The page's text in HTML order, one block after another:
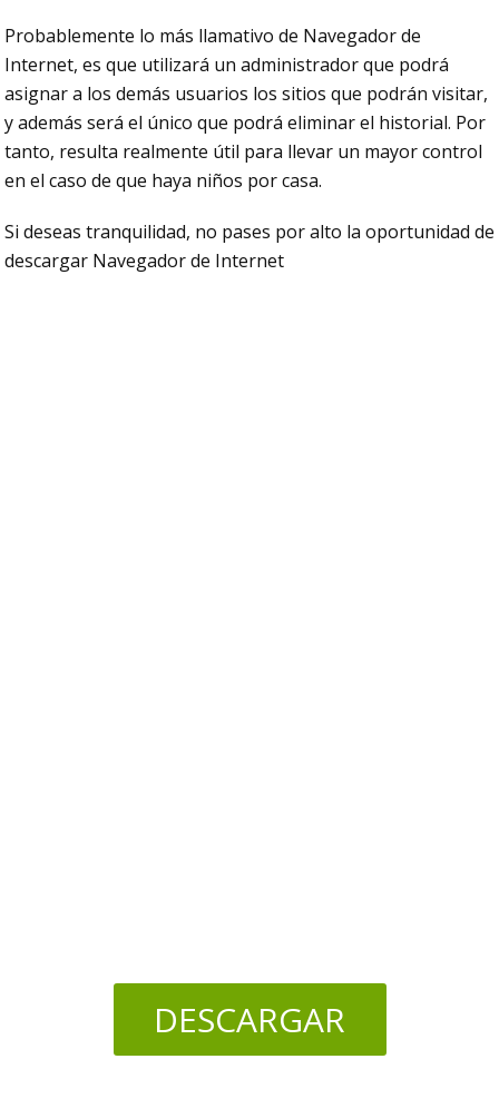
Probablemente lo más llamativo de Navegador de
Internet, es que utilizará un administrador que podrá
asignar a los demás usuarios los sitios que podrán visitar,
y además será el único que podrá eliminar el historial. Por
tanto, resulta realmente útil para llevar un mayor control
en el caso de que haya niños por casa.
Si deseas tranquilidad, no pases por alto la oportunidad de
descargar Navegador de Internet
DESCARGAR